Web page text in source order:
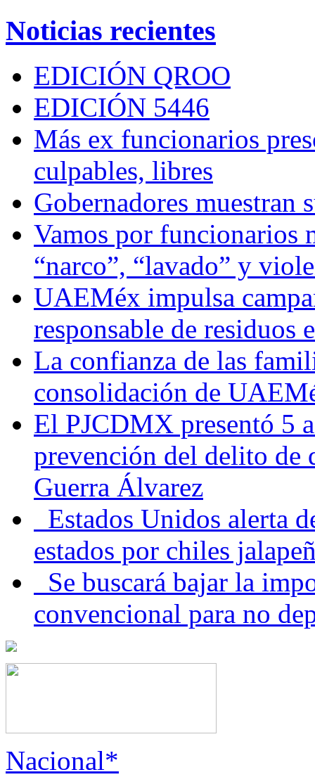
Noticias recientes
EDICIÓN QROO
EDICIÓN 5446
Más ex funcionarios
culpables, libres
Gobernadores muestran
Vamos por funcionarios
“narco”, “lavado” y
UAEMéx impulsa
responsable de residuos
La confianza de las
consolidación de
El PJCDMX presentó 5
prevención del delito de
Guerra Álvarez
Estados Unidos alerta
estados por chiles
Se buscará bajar la
convencional para no
Nacional*